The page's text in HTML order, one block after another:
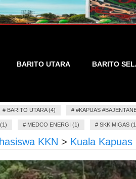
BARITO UTARA BARITO
# BARITO UTARA (4) # #KAPUAS
# MEDCO ENERGI (1) # SKK MIGAS
KKN > Kuala Kapuas